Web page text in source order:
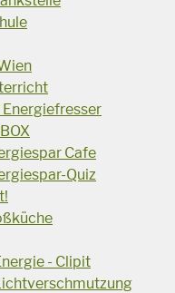
Energiefresser
Cafe
Quiz
- Clipit